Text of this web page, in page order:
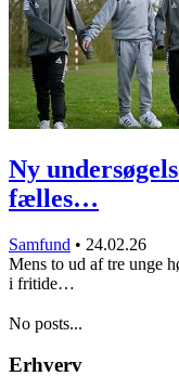
Ny
fælles…
Samfund • 24.02.26
Mens to ud af tre unge
i fritide…
No posts...
Erhverv